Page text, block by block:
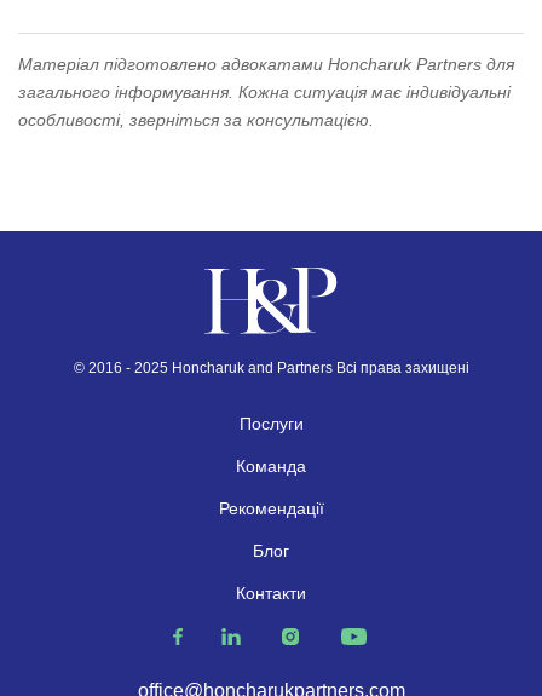
Матеріал підготовлено адвокатами Honcharuk Partners для
загального інформування. Кожна ситуація має індивідуальні
особливості, зверніться за консультацією.
© 2016 - 2025 Honcharuk and Partners Всі права захищені
Послуги
Команда
Рекомендації
Блог
Контакти
office@honcharukpartners.com